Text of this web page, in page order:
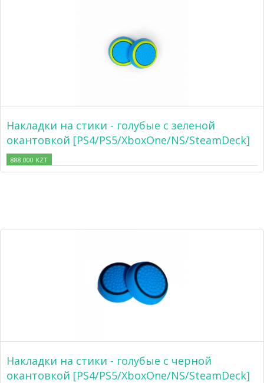
Накладки на стики - голубые с зеленой
окантовкой [PS4/PS5/XboxOne/NS/SteamDeck]
888.000 KZT
Накладки на стики - голубые с черной
окантовкой [PS4/PS5/XboxOne/NS/SteamDeck]